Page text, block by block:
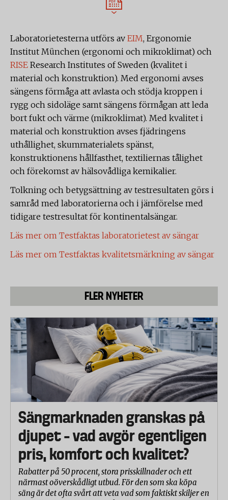
Laboratorietesterna utförs av EIM, Ergonomie
Institut München (ergonomi och mikroklimat) och
RISE Research Institutes of Sweden (kvalitet i
material och konstruktion). Med ergonomi avses
sängens förmåga att avlasta och stödja kroppen i
rygg och sidoläge samt sängens förmågan att leda
bort fukt och värme (mikroklimat). Med kvalitet i
material och konstruktion avses fjädringens
uthållighet, skummaterialets spänst,
konstruktionens hållfasthet, textiliernas tålighet
och förekomst av hälsovådliga kemikalier.
Tolkning och betygsättning av testresultaten görs i
samråd med laboratorierna och i jämförelse med
tidigare testresultat för kontinentalsängar.
Läs mer om Testfaktas laboratorietest av sängar
Läs mer om Testfaktas kvalitetsmärkning av sängar
FLER NYHETER
Sängmarknaden granskas på
djupet – vad avgör egentligen
pris, komfort och kvalitet?
Rabatter på 50 procent, stora prisskillnader och ett
närmast oöverskådligt utbud. För den som ska köpa
säng är det ofta svårt att veta vad som faktiskt skiljer en